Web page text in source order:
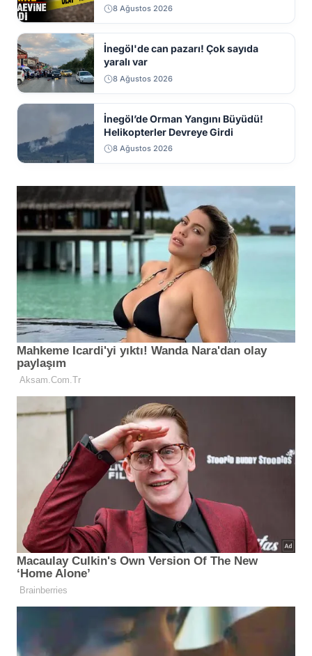
8 Ağustos 2026
İnegöl'de can pazarı! Çok sayıda
yaralı var
8 Ağustos 2026
İnegöl’de Orman Yangını Büyüdü!
Helikopterler Devreye Girdi
8 Ağustos 2026